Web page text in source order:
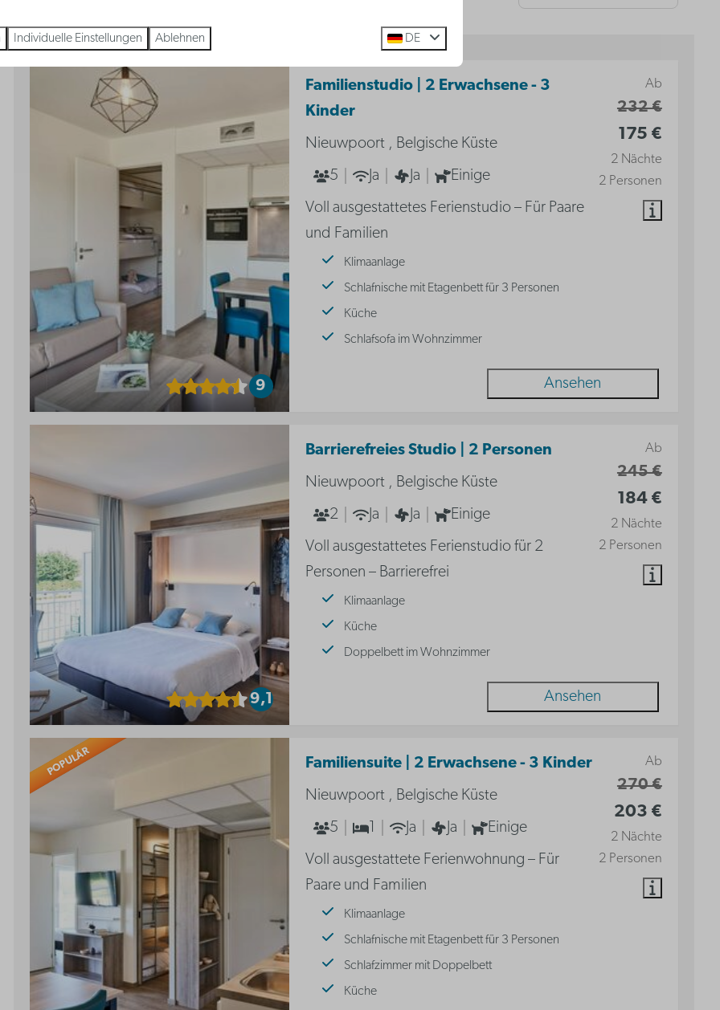
9
Ab
232 €
175 €
2 Nächte
2 Personen
Familienstudio | 2 Erwachsene - 3
Kinder
Nieuwpoort , Belgische Küste
5
Ja Ja
Einige
Voll ausgestattetes Ferienstudio – Für Paare
und Familien
Klimaanlage
Schlafnische mit Etagenbett für 3 Personen
Küche
Schlafsofa im Wohnzimmer
Ansehen
9,1
Ab
245 €
184 €
2 Nächte
2 Personen
Barrierefreies Studio | 2 Personen
Nieuwpoort , Belgische Küste
2
Ja Ja
Einige
Voll ausgestattetes Ferienstudio für 2
Personen – Barrierefrei
Klimaanlage
Küche
Doppelbett im Wohnzimmer
Ansehen
POPULÄR Ab
270 €
203 €
2 Nächte
2 Personen
Familiensuite | 2 Erwachsene - 3 Kinder
Nieuwpoort , Belgische Küste
5
1 Ja Ja
Einige
Voll ausgestattete Ferienwohnung – Für
Paare und Familien
Klimaanlage
Schlafnische mit Etagenbett für 3 Personen
Schlafzimmer mit Doppelbett
Küche
Individuelle Einstellungen Ablehnen DE